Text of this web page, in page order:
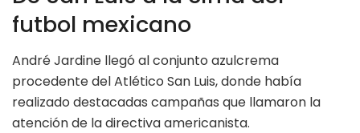
futbol mexicano
André Jardine llegó al conjunto azulcrema
procedente del Atlético San Luis, donde había
realizado destacadas campañas que llamaron la
atención de la directiva americanista.